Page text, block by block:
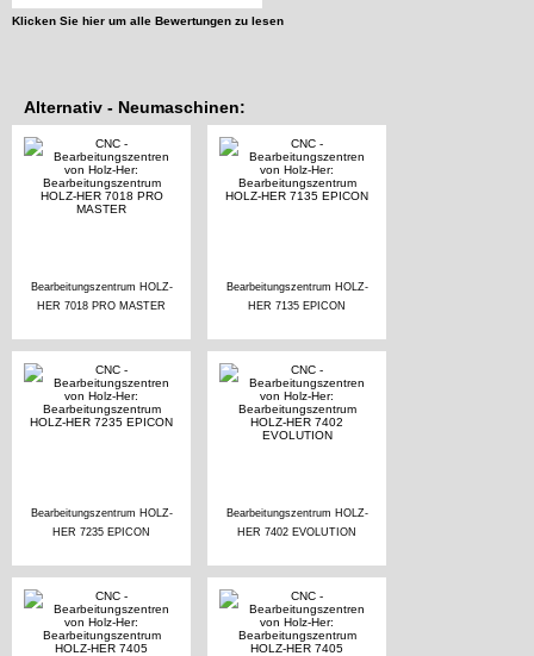
Klicken Sie hier um alle Bewertungen zu lesen
Alternativ - Neumaschinen:
Bearbeitungszentrum HOLZ-
HER 7018 PRO MASTER
Bearbeitungszentrum HOLZ-
HER 7135 EPICON
Bearbeitungszentrum HOLZ-
HER 7235 EPICON
Bearbeitungszentrum HOLZ-
HER 7402 EVOLUTION